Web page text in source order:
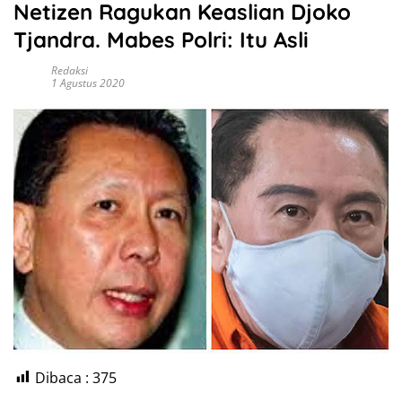
Netizen Ragukan Keaslian Djoko
Tjandra. Mabes Polri: Itu Asli
Redaksi
1 Agustus 2020
Dibaca : 375